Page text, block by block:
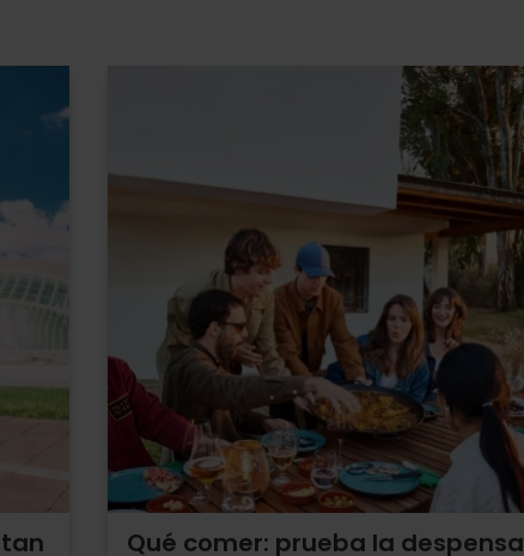
Qué comer: prueba la despensa